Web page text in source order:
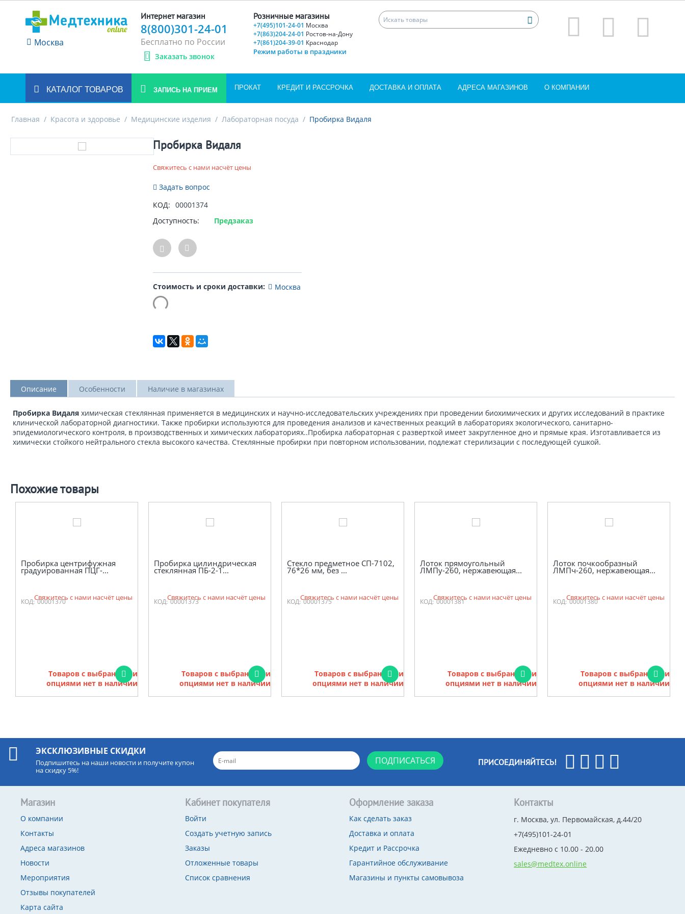
Москва
Интернет магазин
8(800)301-24-01
Бесплатно по России
Заказать звонок
Розничные магазины
+7(495)101-24-01 Москва
+7(863)204-24-01 Ростов-на-Дону
+7(861)204-39-01 Краснодар
Режим работы в праздники
КАТАЛОГ ТОВАРОВ ЗАПИСЬ НА ПРИЕМ ПРОКАТ КРЕДИТ И РАССРОЧКА ДОСТАВКА И ОПЛАТА АДРЕСА МАГАЗИНОВ О КОМПАНИИ
Главная / Красота и здоровье / Медицинские изделия / Лабораторная посуда / Пробирка Видаля
Пробирка Видаля
Свяжитесь с нами насчёт цены
Задать вопрос
КОД: 00001374
Доступность:
Предзаказ
Стоимость и сроки доставки: Москва
Описание Особенности Наличие в магазинах
Пробирка Видаля химическая стеклянная применяется в медицинских и научно-исследовательских учреждениях при проведении биохимических и других исследований в практике
клинической лабораторной диагностики. Также пробирки используются для проведения анализов и качественных реакций в лабораториях экологического, санитарно-
эпидемиологического контроля, в производственных и химических лабораториях..Пробирка лабораторная с разверткой имеет закругленное дно и прямые края. Изготавливается из
химически стойкого нейтрального стекла высокого качества. Стеклянные пробирки при повторном использовании, подлежат стерилизации с последующей сушкой.
Похожие товары
Пробирка центрифужная
градуированная ПЦГ-...
КОД: 00001370
Свяжитесь с нами насчёт цены
Товаров с выбранными
опциями нет в наличии
Пробирка цилиндрическая
стеклянная ПБ-2-1...
КОД: 00001373
Свяжитесь с нами насчёт цены
Товаров с выбранными
опциями нет в наличии
Стекло предметное СП-7102,
76*26 мм, без ...
КОД: 00001375
Свяжитесь с нами насчёт цены
Товаров с выбранными
опциями нет в наличии
Лоток прямоугольный
ЛМПу-260, нержавеющая...
КОД: 00001381
Свяжитесь с нами насчёт цены
Товаров с выбранными
опциями нет в наличии
Лоток почкообразный
ЛМПч-260, нержавеющая...
КОД: 00001380
Свяжитесь с нами насчёт цены
Товаров с выбранными
опциями нет в наличии
ЭКСКЛЮЗИВНЫЕ СКИДКИ
Подпишитесь на наши новости и получите купон
на скидку 5%!
ПОДПИСАТЬСЯ ПРИСОЕДИНЯЙТЕСЬ!
Магазин
О компании
Контакты
Адреса магазинов
Новости
Мероприятия
Отзывы покупателей
Карта сайта
Кабинет покупателя
Войти
Создать учетную запись
Заказы
Отложенные товары
Список сравнения
Оформление заказа
Как сделать заказ
Доставка и оплата
Кредит и Рассрочка
Гарантийное обслуживание
Магазины и пункты самовывоза
Контакты
г. Москва, ул. Первомайская, д.44/20
+7(495)101-24-01
Ежедневно с 10.00 - 20.00
sales@medtex.online